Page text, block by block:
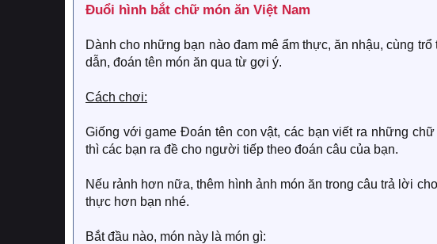
Đuổi hình bắt chữ món ăn Việt Nam​
Dành cho những bạn nào đam mê ẩm thực, ăn nhậu, cùng
dẫn, đoán tên món ăn qua từ gợi ý.
Cách chơi:
Giống với game Đoán tên con vật, các bạn viết ra những
thì các bạn ra đề cho người tiếp theo đoán câu của bạn.
Nếu rảnh hơn nữa, thêm hình ảnh món ăn trong câu trả lời
thực hơn bạn nhé.
Bắt đầu nào, món này là món gì: